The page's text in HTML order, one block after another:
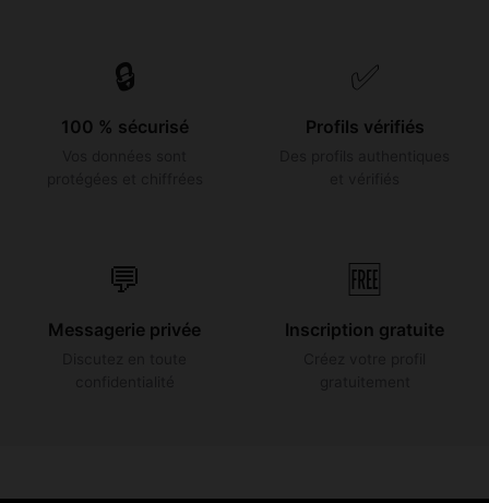
🔒
100 % sécurisé
✅
Profils vérifiés
💬
Messagerie privée
🆓
Inscription gratuite